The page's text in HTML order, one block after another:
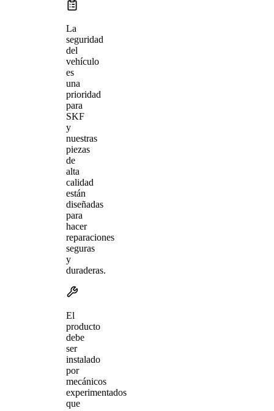
La
seguridad
del
vehículo
es
una
prioridad
para
SKF
y
nuestras
piezas
de
alta
calidad
están
diseñadas
para
hacer
reparaciones
seguras
y
duraderas.
El
producto
debe
ser
instalado
por
mecánicos
experimentados
que